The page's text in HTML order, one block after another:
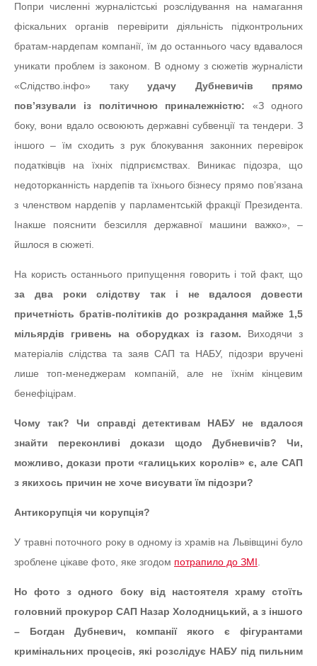
Попри численні журналістські розслідування на намагання
фіскальних органів перевірити діяльність підконтрольних
братам-нардепам компанії, їм до останнього часу вдавалося
уникати проблем із законом. В одному з сюжетів журналісти
«Слідство.інфо» таку удачу Дубневичів прямо
пов’язували із політичною приналежністю: «З одного
боку, вони вдало освоюють державні субвенції та тендери. З
іншого – їм сходить з рук блокування законних перевірок
податківців на їхніх підприємствах. Виникає підозра, що
недоторканність нардепів та їхнього бізнесу прямо пов’язана
з членством нардепів у парламентській фракції Президента.
Інакше пояснити безсилля державної машини важко», –
йшлося в сюжеті.
На користь останнього припущення говорить і той факт, що
за два роки слідству так і не вдалося довести
причетність братів-політиків до розкрадання майже 1,5
мільярдів гривень на оборудках із газом. Виходячи з
матеріалів слідства та заяв САП та НАБУ, підозри вручені
лише топ-менеджерам компаній, але не їхнім кінцевим
бенефіцірам.
Чому так? Чи справді детективам НАБУ не вдалося
знайти переконливі докази щодо Дубневичів? Чи,
можливо, докази проти «галицьких королів» є, але САП
з якихось причин не хоче висувати їм підозри?
Антикорупція чи корупція?
У травні поточного року в одному із храмів на Львівщині було
зроблене цікаве фото, яке згодом потрапило до ЗМІ
Но фото з одного боку від настоятеля храму стоїть
головний прокурор САП Назар Холодницький, а з іншого
– Богдан Дубневич, компанії якого є фігурантами
кримінальних процесів, які розслідує НАБУ під пильним